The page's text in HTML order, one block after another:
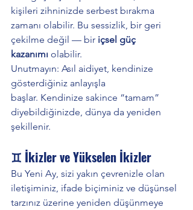
kişileri zihninizde serbest bırakma
zamanı olabilir. Bu sessizlik, bir geri
çekilme değil — bir içsel güç
kazanımı olabilir.
Unutmayın: Asıl aidiyet, kendinize
gösterdiğiniz anlayışla
başlar. Kendinize sakince “tamam”
diyebildiğinizde, dünya da yeniden
şekillenir.
♊ İkizler ve Yükselen İkizler
Bu Yeni Ay, sizi yakın çevrenizle olan
iletişiminiz, ifade biçiminiz ve düşünsel
tarzınız üzerine yeniden düşünmeye